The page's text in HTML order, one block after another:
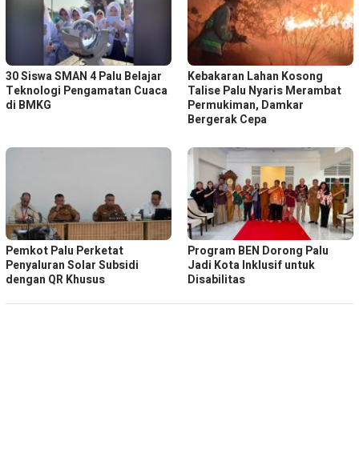
30 Siswa SMAN 4 Palu Belajar
Teknologi Pengamatan Cuaca
di BMKG
Kebakaran Lahan Kosong
Talise Palu Nyaris Merambat
Permukiman, Damkar
Bergerak Cepa
Pemkot Palu Perketat
Penyaluran Solar Subsidi
dengan QR Khusus
Program BEN Dorong Palu
Jadi Kota Inklusif untuk
Disabilitas